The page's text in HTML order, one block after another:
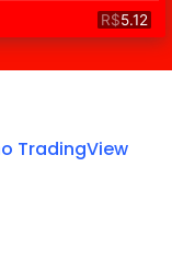
TradingView